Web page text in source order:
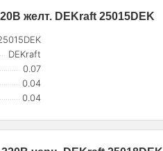
желт. DEKraft 25015DEK
DEKraft
0.07
0.04
0.04